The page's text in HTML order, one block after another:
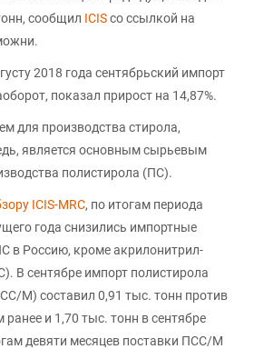
сообщил ICISсо ссылкой на
2018 года сентябрьский импорт
показал прирост на 14,87%.
для производства стирола,
является основным сырьевым
полистирола (ПС).
ICIS-MRC, по итогам периода
года снизились импортные
в Россию, кроме акрилонитрил-
В сентябре импорт полистирола
М) составил 0,91 тыс. тонн против
и 1,70 тыс. тонн в сентябре
девяти месяцев поставки ПСС/М